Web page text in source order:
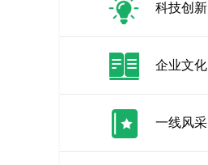
科技创新
企业文化
一线风采